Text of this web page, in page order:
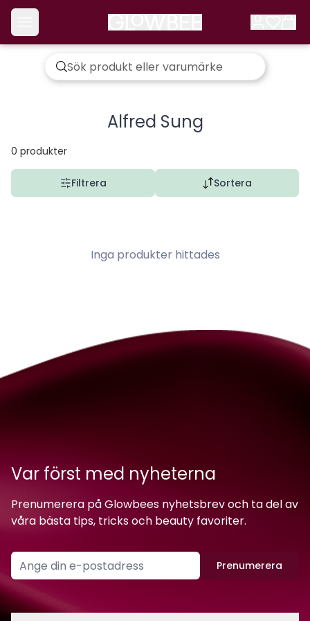
Alfred Sung
0 produkter
Filtrera Sortera
Inga produkter hittades
Var först med nyheterna
Prenumerera på Glowbees nyhetsbrev och ta del av
våra bästa tips, tricks och beauty favoriter.
Prenumerera